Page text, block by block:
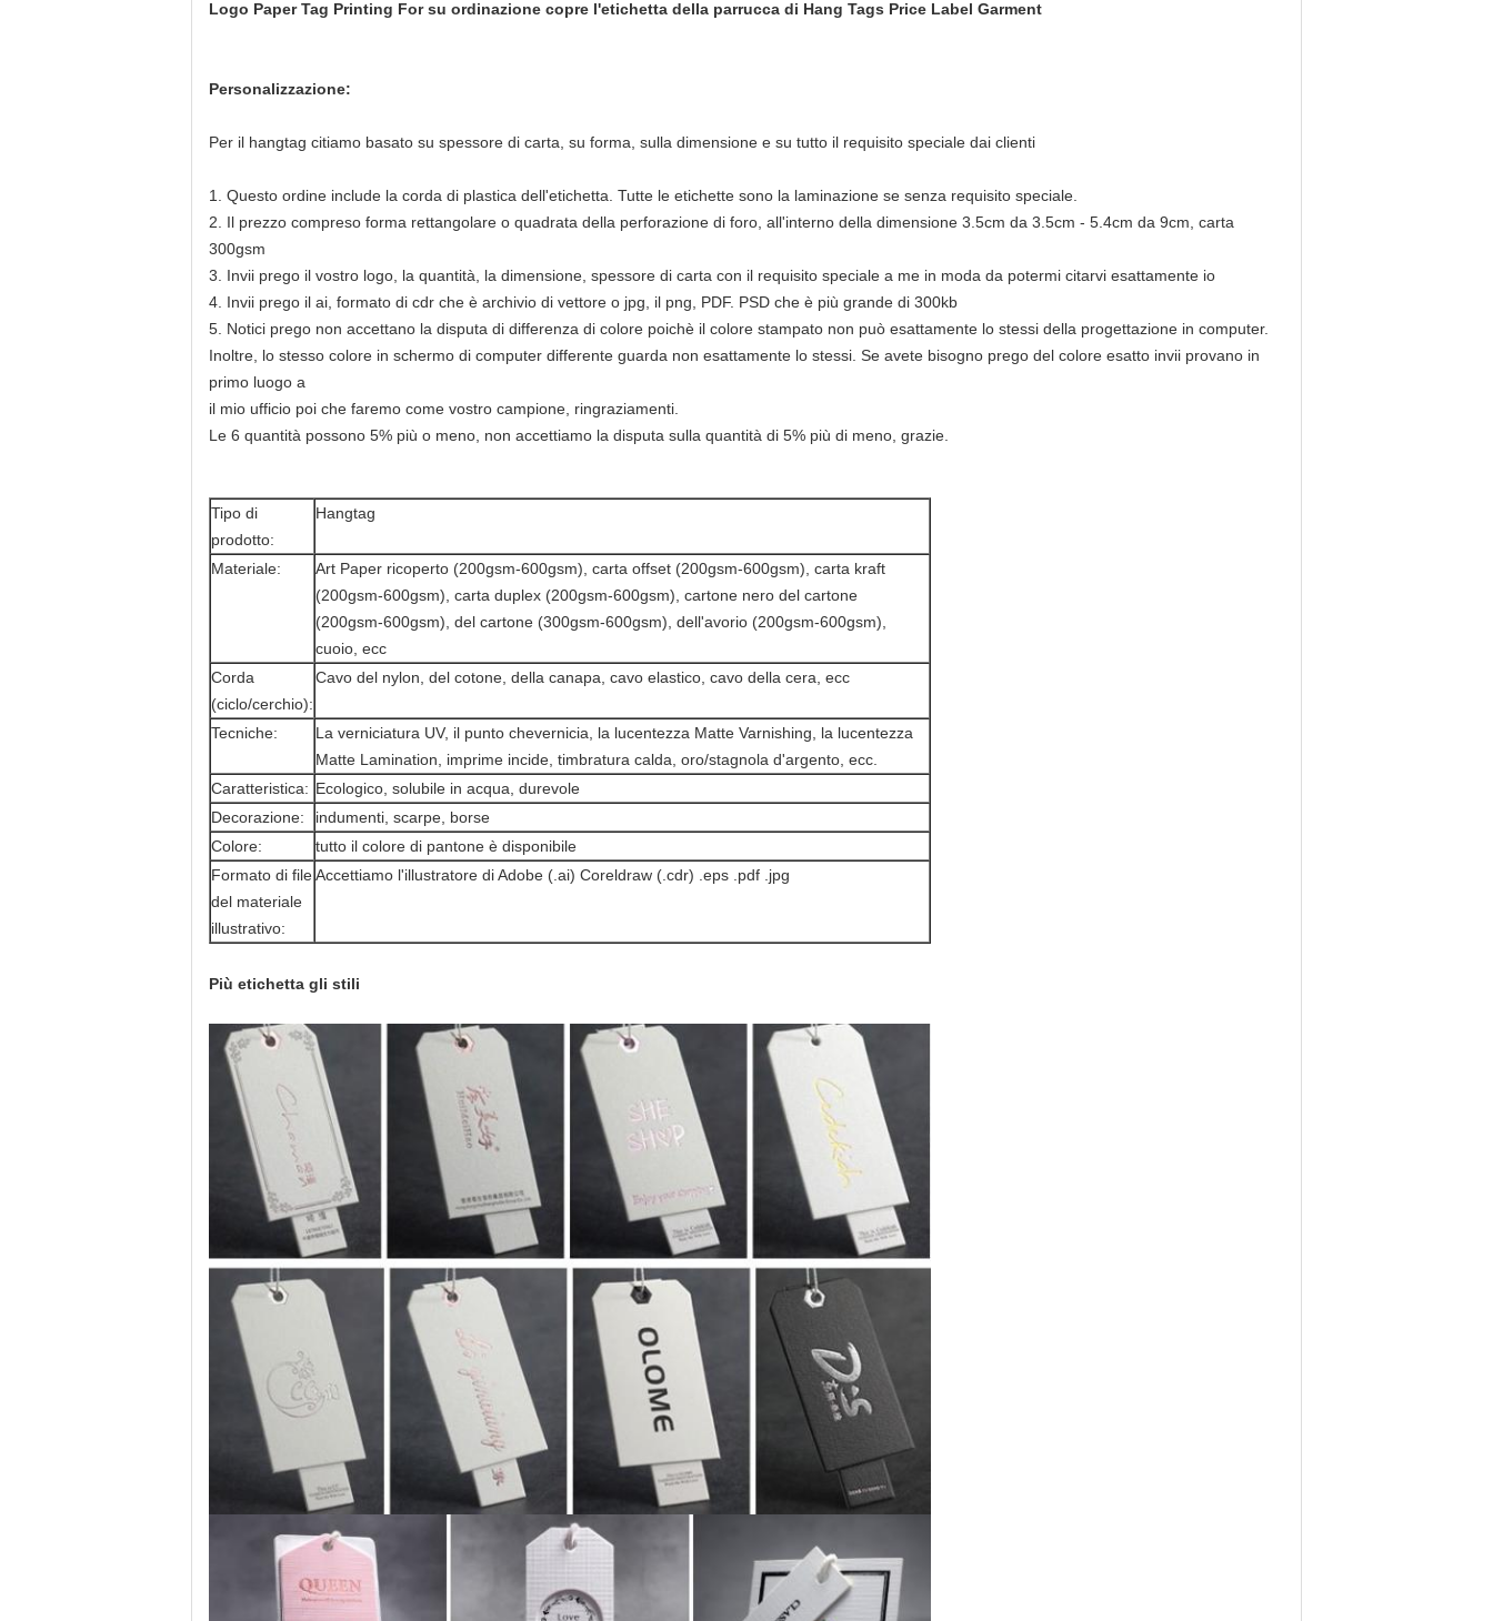
Logo Paper Tag Printing For su ordinazione copre l'etichetta della parrucca di Hang Tags Price Label Garment
Personalizzazione:
Per il hangtag citiamo basato su spessore di carta, su forma, sulla dimensione e su tutto il requisito speciale dai clienti
1. Questo ordine include la corda di plastica dell'etichetta. Tutte le etichette sono la laminazione se senza requisito speciale.
2. Il prezzo compreso forma rettangolare o quadrata della perforazione di foro, all'interno della dimensione 3.5cm da 3.5cm - 5.4cm da 9cm, carta
300gsm
3. Invii prego il vostro logo, la quantità, la dimensione, spessore di carta con il requisito speciale a me in moda da potermi citarvi esattamente io
4. Invii prego il ai, formato di cdr che è archivio di vettore o jpg, il png, PDF. PSD che è più grande di 300kb
5. Notici prego non accettano la disputa di differenza di colore poichè il colore stampato non può esattamente lo stessi della progettazione in computer.
Inoltre, lo stesso colore in schermo di computer differente guarda non esattamente lo stessi. Se avete bisogno prego del colore esatto invii provano in
primo luogo a
il mio ufficio poi che faremo come vostro campione, ringraziamenti.
Le 6 quantità possono 5% più o meno, non accettiamo la disputa sulla quantità di 5% più di meno, grazie.
Tipo di
prodotto:
Hangtag
Materiale:
Art Paper ricoperto (200gsm-600gsm), carta offset (200gsm-600gsm), carta kraft
(200gsm-600gsm), carta duplex (200gsm-600gsm), cartone nero del cartone
(200gsm-600gsm), del cartone (300gsm-600gsm), dell'avorio (200gsm-600gsm),
cuoio, ecc
Corda
(ciclo/cerchio):
Cavo del nylon, del cotone, della canapa, cavo elastico, cavo della cera, ecc
Tecniche:
La verniciatura UV, il punto chevernicia, la lucentezza Matte Varnishing, la lucentezza
Matte Lamination, imprime incide, timbratura calda, oro/stagnola d'argento, ecc.
Caratteristica: Ecologico, solubile in acqua, durevole
Decorazione:
indumenti, scarpe, borse
Colore:
tutto il colore di pantone è disponibile
Formato di file
del materiale
illustrativo:
Accettiamo l'illustratore di Adobe (.ai) Coreldraw (.cdr) .eps .pdf .jpg
Più etichetta gli stili